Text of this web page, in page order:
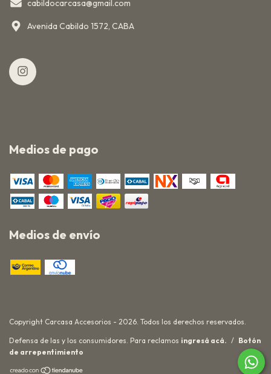
cabildocarcasa@gmail.com
Avenida Cabildo 1572, CABA
Medios de pago
Medios de envío
Copyright Carcasa Accesorios - 2026. Todos los derechos reservados.
Defensa de las y los consumidores. Para reclamos ingresá acá. / Botón
de arrepentimiento